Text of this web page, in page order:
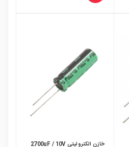
خازن الکترولیتی 2700uF / 10V